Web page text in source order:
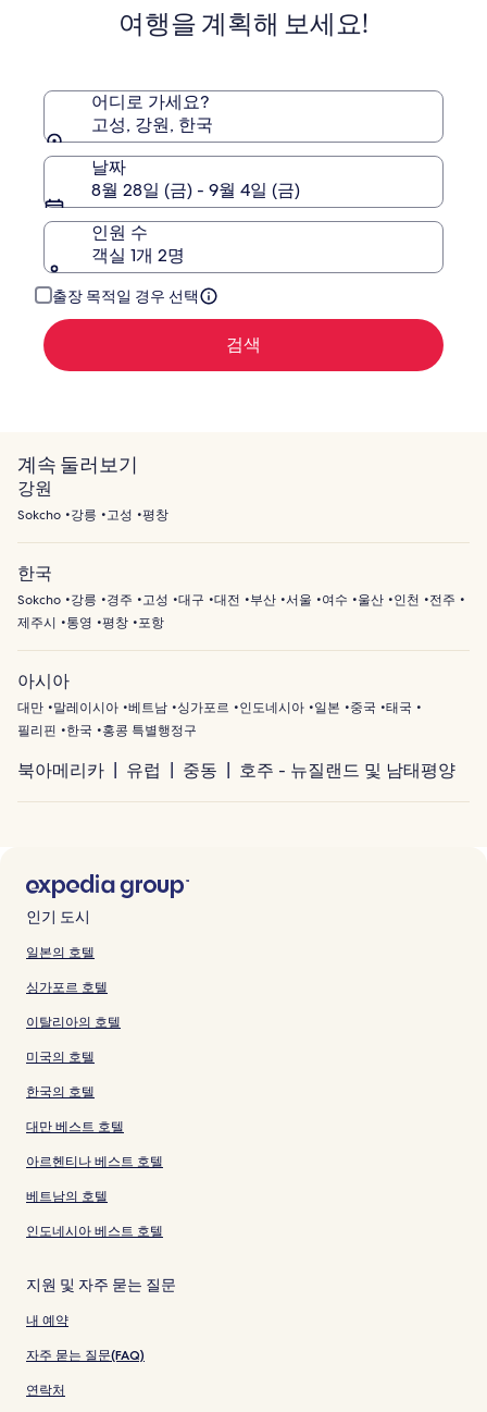
트
여행을 계획해 보세요!
어디로 가세요?
고성, 강원, 한국
날짜
8월 28일 (금) - 9월 4일 (금)
인원 수
객실 1개 2명
출장 목적일 경우 선택
검색
계속 둘러보기
강원
Sokcho 강릉 고성 평창
한국
Sokcho 강릉 경주 고성 대구 대전 부산 서울 여수 울산 인천
전주
제주시
통영 평창 포항
아시아
대만 말레이시아 베트남 싱가포르 인도네시아 일본 중국
태국
필리핀
한국 홍콩 특별행정구
북아메리카 유럽 중동 호주 - 뉴질랜드 및 남태평양
인기 도시
일본의 호텔
싱가포르 호텔
이탈리아의 호텔
미국의 호텔
한국의 호텔
대만 베스트 호텔
아르헨티나 베스트 호텔
베트남의 호텔
인도네시아 베스트 호텔
지원 및 자주 묻는 질문
내 예약
자주 묻는 질문(FAQ)
연락처